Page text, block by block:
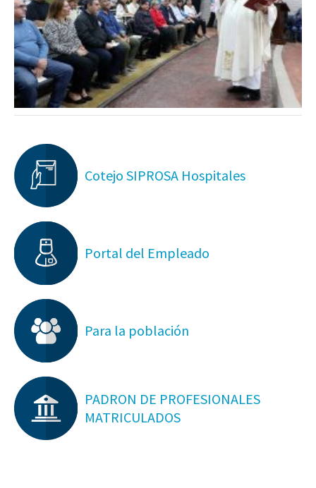
Cotejo SIPROSA Hospitales
Portal del Empleado
Para la población
PADRON DE PROFESIONALES
MATRICULADOS